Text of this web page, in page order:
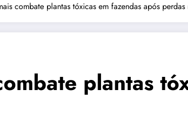
combate plantas tóxicas em fazendas após perdas
plantas